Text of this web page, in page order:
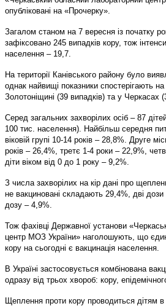
опубліковані на «Прочерку».
Загалом станом на 7 вересня із початку
зафіксовано 245 випадків кору, тож
населення – 19,7.
На території Канівського району було
однак найвищі показники спостерігають
Золотоніщині (39 випадків) та у Черкасах
Серед загальних захворілих осіб – 87
100 тис. населення). Найбільш середня
віковій групі 10-14 років – 28,8%. Друге
років – 26,4%, третє 1-4 роки – 22,9%,
діти віком від 0 до 1 року – 9,2%.
З числа захворілих на кір дані про
не вакциновані складають 29,4%, дві
дозу – 4,9%.
Тож фахівці Державної установи
центр МОЗ України» наголошують, що
кору на сьогодні є вакцинація населення.
В Україні застосовується комбінована
одразу від трьох хвороб: кору,
Щеплення проти кору проводиться дітям в